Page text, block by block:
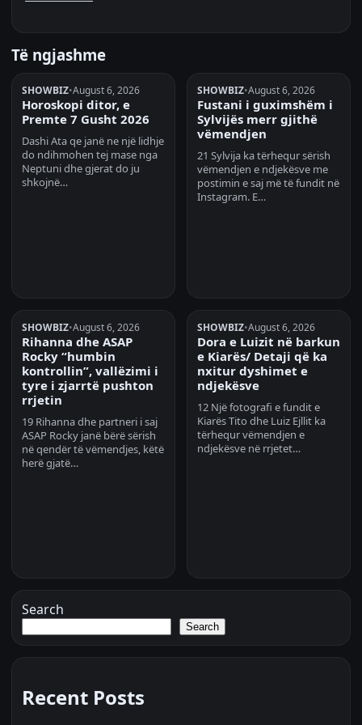
Të ngjashme
SHOWBIZ•August 6, 2026
Horoskopi ditor, e
Premte 7 Gusht 2026
Dashi Ata qe janë ne një lidhje
do ndihmohen tej mase nga
Neptuni dhe gjerat do ju
shkojnë…
SHOWBIZ•August 6, 2026
Fustani i guximshëm i
Sylvijës merr gjithë
vëmendjen
21 Sylvija ka tërhequr sërish
vëmendjen e ndjekësve me
postimin e saj më të fundit në
Instagram. E…
SHOWBIZ•August 6, 2026
Rihanna dhe ASAP
Rocky “humbin
kontrollin”, vallëzimi i
tyre i zjarrtë pushton
rrjetin
19 Rihanna dhe partneri i saj
ASAP Rocky janë bërë sërish
në qendër të vëmendjes, këtë
herë gjatë…
SHOWBIZ•August 6, 2026
Dora e Luizit në barkun
e Kiarës/ Detaji që ka
nxitur dyshimet e
ndjekësve
12 Një fotografi e fundit e
Kiarës Tito dhe Luiz Ejllit ka
tërhequr vëmendjen e
ndjekësve në rrjetet…
Search
Search
Recent Posts